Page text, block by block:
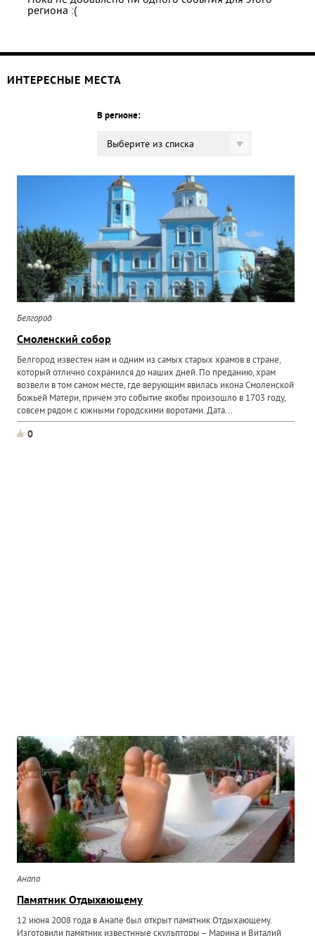
региона :(
ИНТЕРЕСНЫЕ МЕСТА
В регионе:
Выберите из списка
Белгород
Смоленский собор
Белгород известен нам и одним из самых старых храмов в стране,
который отлично сохранился до наших дней. По преданию, храм
возвели в том самом месте, где верующим явилась икона Смоленской
Божьей Матери, причем это событие якобы произошло в 1703 году,
совсем рядом с южными городскими воротами. Дата...
0
Анапа
Памятник Отдыхающему
12 июня 2008 года в Анапе был открыт памятник Отдыхающему.